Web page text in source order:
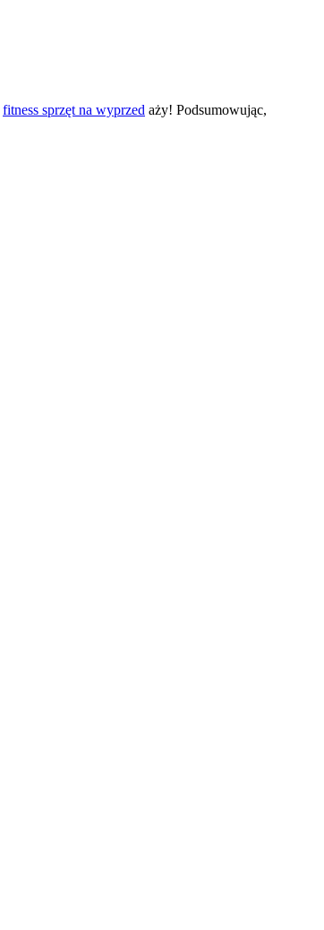
fitness sprzęt na wyprzed aży! Podsumowując,